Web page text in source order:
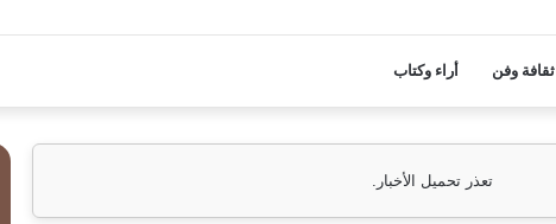
ثقافة وفن أراء وكتاب
تعذر تحميل الأخبار.